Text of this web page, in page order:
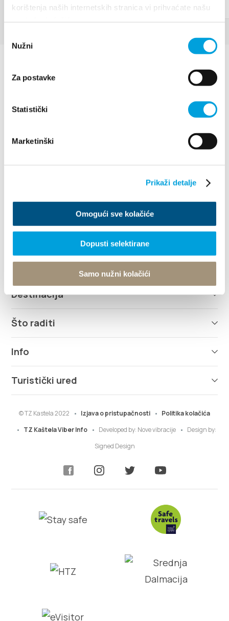
korištenja naših internetskih stranica vi prihvaćate našu
pristanka
Nužni
Za postavke
Statistički
Marketinški
Prikaži detalje
Omogući sve kolačiće
Dopusti selektirane
Samo nužni kolačići
21216 Kaštel Stari, Hrvatska
Upute
+385 21 227 933
Kutak za iznajmljivače
Istraži
Destinacija
Što raditi
Info
Turistički ured
© TZ Kastela 2022 Izjava o pristupačnosti
Politika kolačića
TZ Kaštela Viber Info
Developed by: Nove vibracije
Design by:
Signed Design